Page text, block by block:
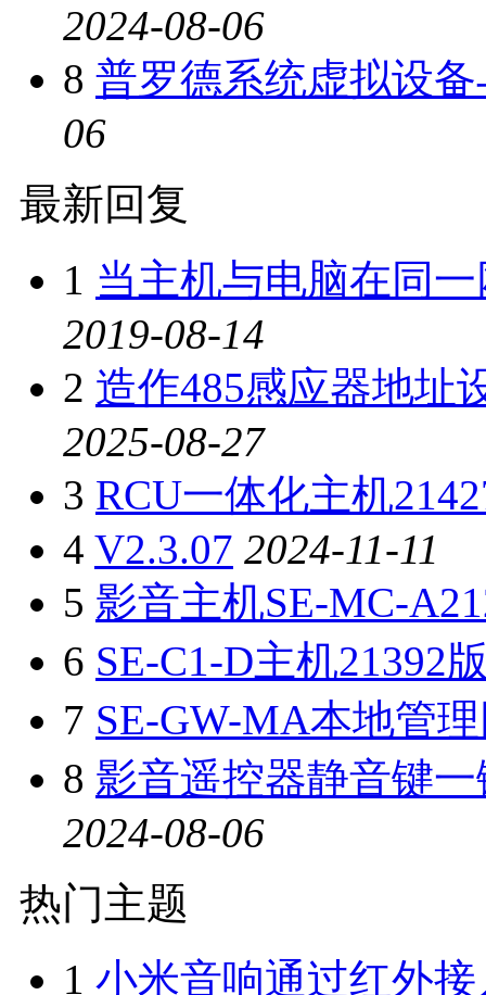
2024-08-06
8 普罗德系统虚拟设
06
最新回复
1 当主机与电脑在同
2019-08-14
2 造作485感应器地址
2025-08-27
3 RCU一体化主机
4 V2.3.07 2024-11-11
5 影音主机SE-MC-
6 SE-C1-D主机21392
7 SE-GW-MA本地管
8 影音遥控器静音键
2024-08-06
热门主题
1 小米音响通过红外